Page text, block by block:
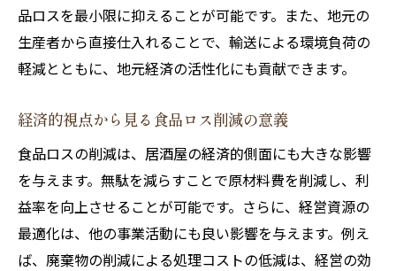
在庫管理と注文予測の重要性
未利用部位の創意工夫による活用
お客様のニーズに応じた多様なメニュー
地元生産者との連携で居酒屋の環境配慮を実現
地元生産者とのパートナーシップ作り
生産者訪問と交流による信頼関係の構築
共同イベントで地域の注目を集める
地元食材の供給体制を整える
品ロスを最小限に抑えることが可能です。また、地元の
生産者から直接仕入れることで、輸送による環境負荷の
軽減とともに、地元経済の活性化にも貢献できます。
経済的視点から見る食品ロス削減の意義
食品ロスの削減は、居酒屋の経済的側面にも大きな影響
を与えます。無駄を減らすことで原材料費を削減し、利
益率を向上させることが可能です。さらに、経営資源の
最適化は、他の事業活動にも良い影響を与えます。例え
ば、廃棄物の削減による処理コストの低減は、経営の効